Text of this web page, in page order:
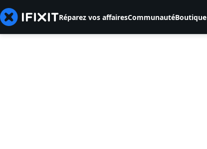
Réparez vos affairesCommunautéBoutique